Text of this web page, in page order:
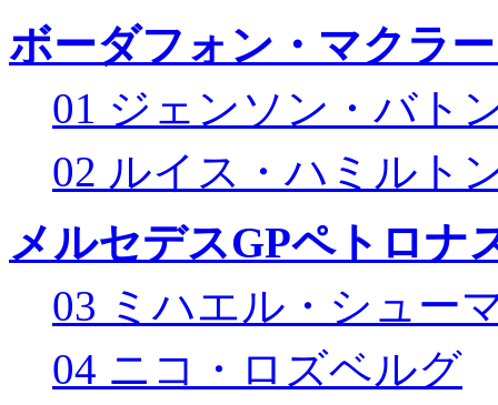
ボーダフォン・マクラ
01 ジェンソン・バト
02 ルイス・ハミルト
メルセデスGPペトロナ
03 ミハエル・シュー
04 ニコ・ロズベルグ